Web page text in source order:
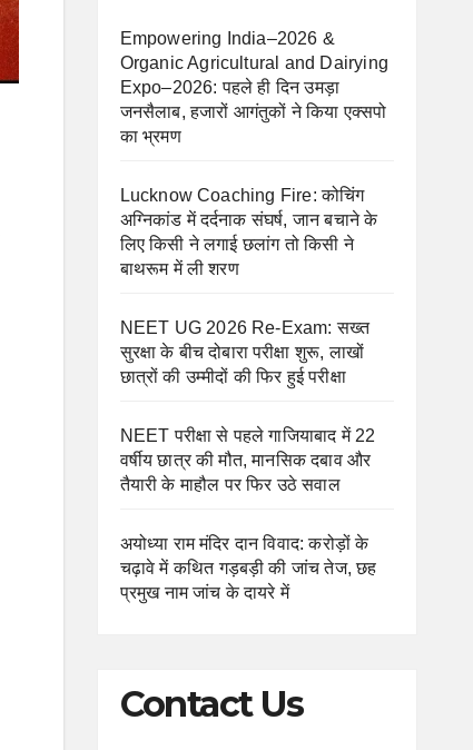
Empowering India–2026 &
Organic Agricultural and Dairying
Expo–2026: पहले ही दिन उमड़ा
जनसैलाब, हजारों आगंतुकों ने किया एक्सपो
का भ्रमण
Lucknow Coaching Fire: कोचिंग
अग्निकांड में दर्दनाक संघर्ष, जान बचाने के
लिए किसी ने लगाई छलांग तो किसी ने
बाथरूम में ली शरण
NEET UG 2026 Re-Exam: सख्त
सुरक्षा के बीच दोबारा परीक्षा शुरू, लाखों
छात्रों की उम्मीदों की फिर हुई परीक्षा
NEET परीक्षा से पहले गाजियाबाद में 22
वर्षीय छात्र की मौत, मानसिक दबाव और
तैयारी के माहौल पर फिर उठे सवाल
अयोध्या राम मंदिर दान विवाद: करोड़ों के
चढ़ावे में कथित गड़बड़ी की जांच तेज, छह
प्रमुख नाम जांच के दायरे में
Contact Us